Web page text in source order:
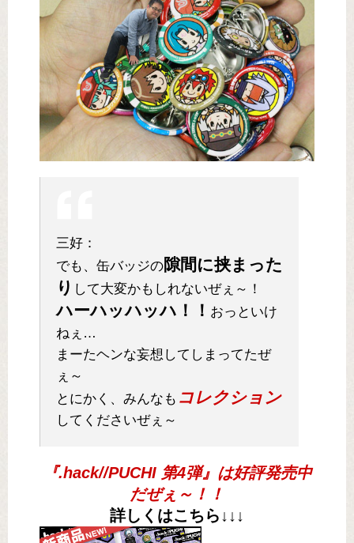
三好：
でも、缶バッジの隙間に挟まった
り して大変かもしれないぜぇ～！
ハーハッハッハ！！ おっといけ
ねぇ…
まーたヘンな妄想してしまってたぜ
ぇ～
とにかく、みんなも コレクション
してくださいぜぇ～
『.hack//PUCHI 第4弾』は好評発売中
だぜぇ～！！
詳しくはこちら↓↓↓